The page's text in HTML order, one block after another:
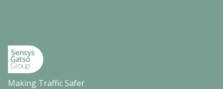
Making Traffic Safer